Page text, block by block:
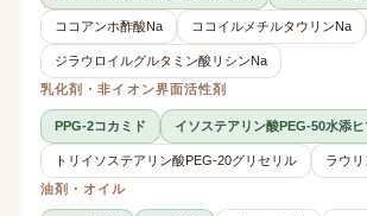
ココアンホ酢酸Na ココイルメチルタウリンNa
ジラウロイルグルタミン酸リシンNa
乳化剤・非イオン界面活性剤
PPG-2コカミド イソステアリン酸PEG-50水添
トリイソステアリン酸PEG-20グリセリル
ラウ
油剤・オイル